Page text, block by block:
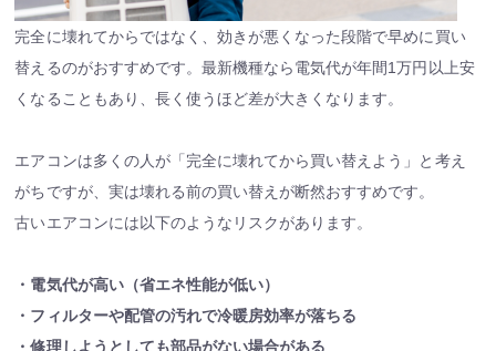
完全に壊れてからではなく、効きが悪くなった段階で早めに買い
替えるのがおすすめです。最新機種なら電気代が年間1万円以上安
くなることもあり、長く使うほど差が大きくなります。
エアコンは多くの人が「完全に壊れてから買い替えよう」と考え
がちですが、実は壊れる前の買い替えが断然おすすめです。
古いエアコンには以下のようなリスクがあります。
・電気代が高い（省エネ性能が低い）
・フィルターや配管の汚れで冷暖房効率が落ちる
・修理しようとしても部品がない場合がある